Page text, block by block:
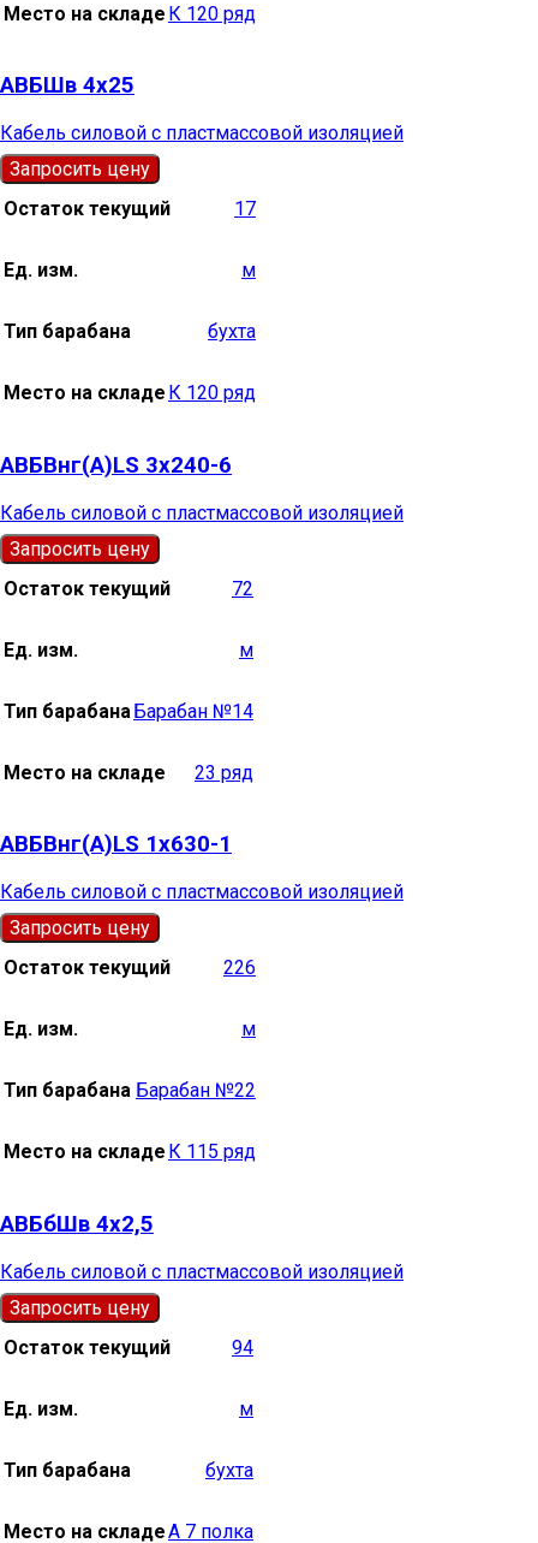
Место на складе К 120 ряд
АВБШв 4х25
Кабель силовой с пластмассовой изоляцией
Запросить цену
Остаток текущий
17
Ед. изм. м
Тип барабана бухта
Место на складе К 120 ряд
АВБВнг(А)LS 3х240-6
Кабель силовой с пластмассовой изоляцией
Запросить цену
Остаток текущий
72
Ед. изм. м
Тип барабана Барабан №14
Место на складе 23 ряд
АВБВнг(А)LS 1х630-1
Кабель силовой с пластмассовой изоляцией
Запросить цену
Остаток текущий
226
Ед. изм. м
Тип барабана Барабан №22
Место на складе К 115 ряд
АВБбШв 4х2,5
Кабель силовой с пластмассовой изоляцией
Запросить цену
Остаток текущий
94
Ед. изм. м
Тип барабана бухта
Место на складеА 7 полка